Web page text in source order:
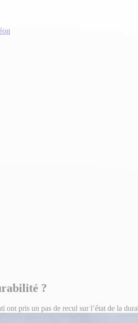
?
pris un pas de recul sur l’état de la